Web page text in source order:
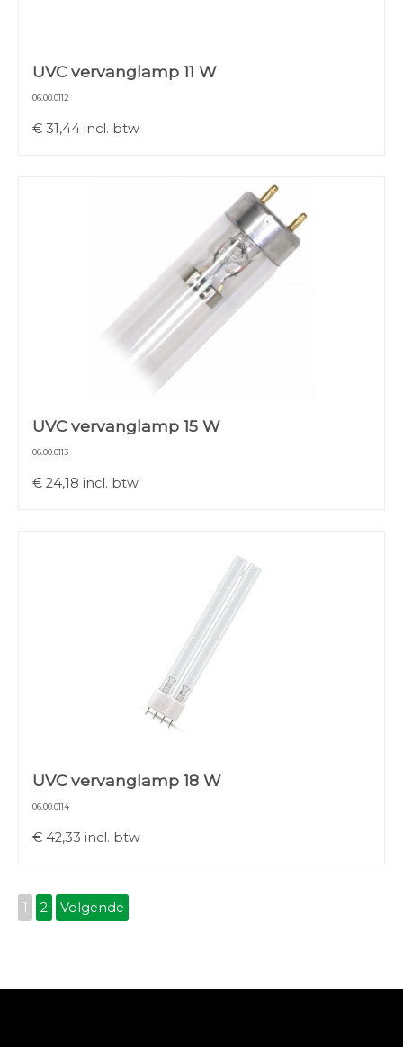
UVC vervanglamp 11 W
06.00.0112
€ 31,44 incl. btw
UVC vervanglamp 15 W
06.00.0113
€ 24,18 incl. btw
UVC vervanglamp 18 W
06.00.0114
€ 42,33 incl. btw
1 2 Volgende